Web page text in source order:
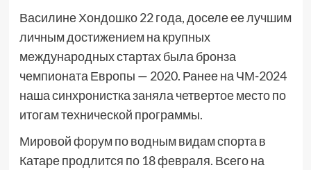
Василине Хондошко 22 года, доселе ее лучшим
личным достижением на крупных
международных стартах была бронза
чемпионата Европы — 2020. Ранее на ЧМ-2024
наша синхронистка заняла четвертое место по
итогам технической программы.
Мировой форум по водным видам спорта в
Катаре продлится по 18 февраля. Всего на